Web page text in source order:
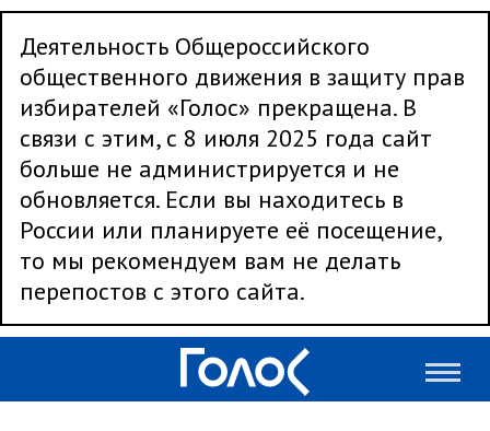
Деятельность Общероссийского
общественного движения в защиту прав
избирателей «Голос» прекращена. В
связи с этим, с 8 июля 2025 года сайт
больше не администрируется и не
обновляется. Если вы находитесь в
России или планируете её посещение,
то мы рекомендуем вам не делать
перепостов с этого сайта.